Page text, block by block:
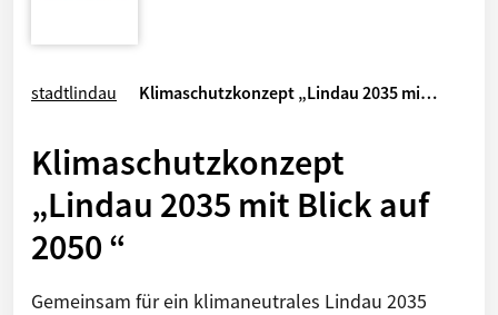
stadtlindau Klimaschutzkonzept „Lindau 2035 mi…
Klimaschutzkonzept
„Lindau 2035 mit Blick auf
2050 “
Gemeinsam für ein klimaneutrales Lindau 2035